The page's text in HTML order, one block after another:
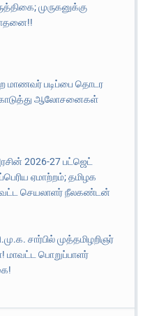
முருகனுக்கு
மாணவர் படிப்பை தொடர
ஆலோசனைகள்
2026-27 பட்ஜெட்
ஏமாற்றம்; தமிழக
செயலாளர் நீலகண்டன்
சார்பில் முத்தமிழறிஞர்
மாவட்ட பொறுப்பாளர்